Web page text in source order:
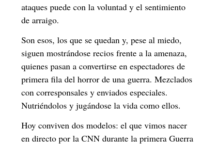
ataques puede con la voluntad y el sentimiento
de arraigo.
Son esos, los que se quedan y, pese al miedo,
siguen mostrándose recios frente a la amenaza,
quienes pasan a convertirse en espectadores de
primera fila del horror de una guerra. Mezclados
con corresponsales y enviados especiales.
Nutriéndolos y jugándose la vida como ellos.
Hoy conviven dos modelos: el que vimos nacer
en directo por la CNN durante la primera Guerra